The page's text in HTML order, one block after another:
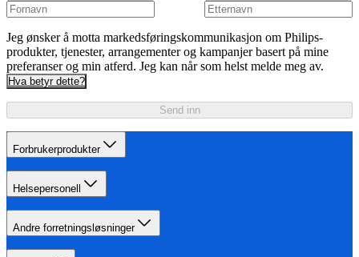
Jeg ønsker å motta markedsføringskommunikasjon om Philips-
produkter, tjenester, arrangementer og kampanjer basert på mine
preferanser og min atferd. Jeg kan når som helst melde meg av.
Hva betyr dette?
Send inn
Forbrukerprodukter
Helsepersonell
Andre forretningsløsninger